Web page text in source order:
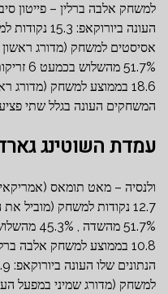
אסיסטים למשחק (מדורג
51.7%
18.6 בממוצע למשחק
המשחקים העונה בגלל שתי
עמדת השוטינג
12.7 נקודות למשחק (מוביל
למשחק (מדורג שמיני במפעל